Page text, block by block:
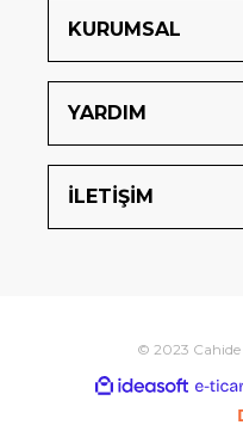
KURUMSAL
YARDIM
İLETİŞİM
© 2023 Cahide
ideasoft